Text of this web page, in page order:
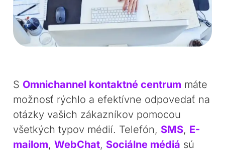
S Omnichannel kontaktné centrum máte
možnosť rýchlo a efektívne odpovedať na
otázky vašich zákazníkov pomocou
všetkých typov médií. Telefón, SMS, E-
mailom,WebChat, Sociálne médiá sú